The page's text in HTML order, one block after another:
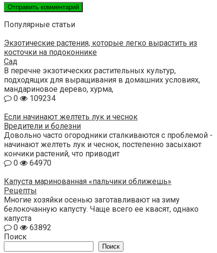
Популярные статьи
Экзотические растения, которые легко вырастить из
косточки на подоконнике
Сад
В перечне экзотических растительных культур,
подходящих для выращивания в домашних условиях,
мандариновое дерево, хурма,
0
109234
Если начинают желтеть лук и чеснок
Вредители и болезни
Довольно часто огородники сталкиваются с проблемой -
начинают желтеть лук и чеснок, постепенно засыхают
кончики растений, что приводит
0
64970
Капуста маринованная «пальчики оближешь»
Рецепты
Многие хозяйки осенью заготавливают на зиму
белокочанную капусту. Чаще всего ее квасят, однако
капуста
0
63892
Поиск
Поиск